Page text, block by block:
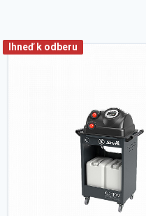
Ihneď k odberu